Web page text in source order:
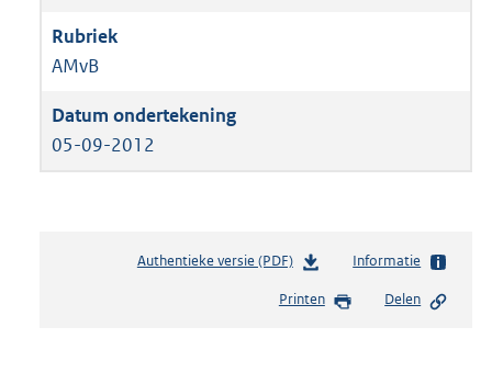
AMvB
05-09-2012
Authentieke versie (PDF)b
s
Informatie
Printen Delen